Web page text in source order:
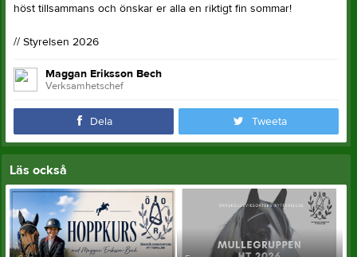
höst tillsammans och önskar er alla en riktigt fin sommar!
// Styrelsen 2026
Maggan Eriksson Bech
Verksamhetschef
Dela Tweeta
Läs också